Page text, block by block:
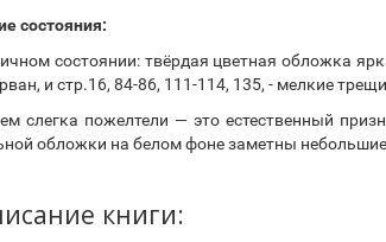
состояния:
состоянии: твёрдая цветная обложка
и стр.16, 84-86, 111-114, 135, - мелкие
слегка пожелтели — это естественный
обложки на белом фоне заметны
книги: